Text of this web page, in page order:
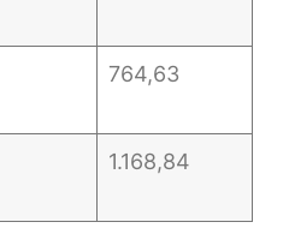
764,63
1.168,84